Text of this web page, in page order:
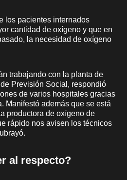
los pacientes internados
cantidad de oxígeno y que en
la necesidad de oxígeno
trabajando con la planta de
Previsión Social, respondió
de varios hospitales gracias
Manifestó además que se está
productora de oxígeno de
rápido nos avisen los técnicos
al respecto?